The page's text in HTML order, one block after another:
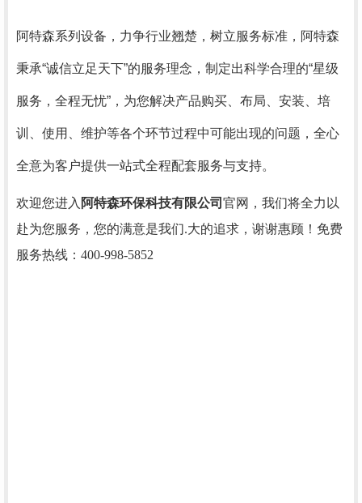
阿特森系列设备，力争行业翘楚，树立服务标准，阿特森
秉承“诚信立足天下”的服务理念，制定出科学合理的“星级
服务，全程无忧”，为您解决产品购买、布局、安装、培
训、使用、维护等各个环节过程中可能出现的问题，全心
全意为客户提供一站式全程配套服务与支持。
欢迎您进入 阿特森环保科技有限公司 官网，我们将全力以
赴为您服务，您的满意是我们.大的追求，谢谢惠顾！免费
服务热线： 400-998-5852